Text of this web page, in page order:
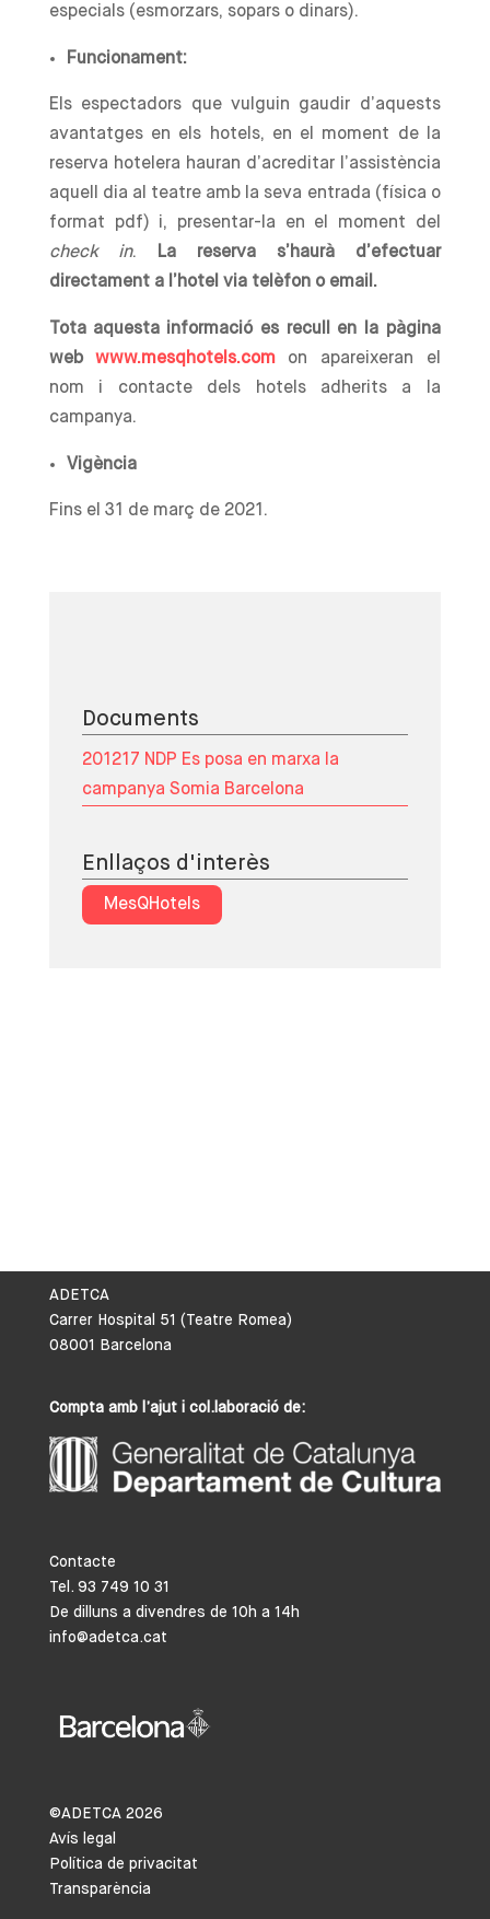
especials (esmorzars, sopars o dinars).
Funcionament:
Els espectadors que vulguin gaudir d’aquests
avantatges en els hotels, en el moment de la
reserva hotelera hauran d’acreditar l’assistència
aquell dia al teatre amb la seva entrada (física o
format pdf) i, presentar-la en el moment del
check in.
La reserva s’haurà d’efectuar
directament a l’hotel via telèfon o email.
Tota aquesta informació es recull en la pàgina
web www.mesq hotels.com on apareixeran el
nom i contacte dels hotels adherits a la
campanya.
Vigència
Fins el 31 de març de 2021.
Documents
201217 NDP Es posa en marxa la
campanya Somia Barcelona
Enllaços d'interès
MesQHotels
ADETCA
Carrer Hospital 51 (Teatre Romea)
08001 Barcelona
Compta amb l’ajut i col.laboració de:
Contacte
Tel. 93 749 10 31
De dilluns a divendres de 10h a 14h
info@adetca.cat
©ADETCA 2026
Avís legal
Política de privacitat
Transparència